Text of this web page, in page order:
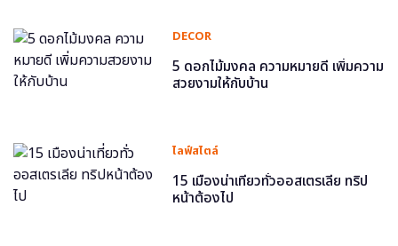
DECOR
5 ดอกไม้มงคล ความหมายดี เพิ่มความ
สวยงามให้กับบ้าน
ไลฟ์สไตล์
15 เมืองน่าเที่ยวทั่วออสเตรเลีย ทริป
หน้าต้องไป